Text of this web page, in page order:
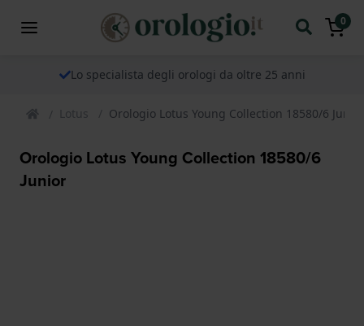
0
Lo specialista degli orologi da oltre 25 anni
Lotus Orologio Lotus Young Collection 18580/6 Junior
Orologio Lotus Young Collection 18580/6
Junior